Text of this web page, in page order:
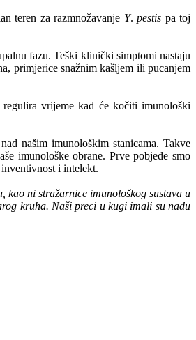
teren za razmnožavanje Y.pestis pa toj
fazu. Teški klinički simptomi nastaju
primjerice snažnim kašljem ili pucanjem
regulira vrijeme kad će kočiti imunološki
našim imunološkim stanicama. Takve
imunološke obrane. Prve pobjede smo
i intelekt.
ni stražarnice imunološkog sustava u
kruha. Naši preci u kugi imali su nadu